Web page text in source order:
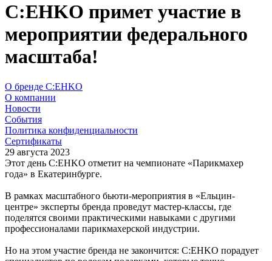
C:EHKO примет участие в
мероприятии федерального
масштаба!
О бренде C:EHKO
О компании
Новости
События
Политика конфиденциальности
Сертификаты
29 августа 2023
Этот день C:EHKO отметит на чемпионате «Парикмахер
года» в Екатеринбурге.
В рамках масштабного бьюти-мероприятия в «Ельцин-
центре» эксперты бренда проведут мастер-классы, где
поделятся своими практическими навыками с другими
профессионалами парикмахерской индустрии.
Но на этом участие бренда не закончится: C:EHKO порадует